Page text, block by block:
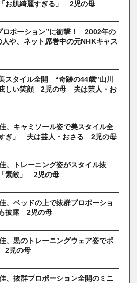
お肌綺麗すぎる」 2児の母
ロポーション”に衝撃！ 2002年の
や、ネット席巻中の元NHKキャス
スタイル全開 “奇跡の44歳”山川
しい笑顔 2児の母 夫は芸人・お
、キャミソール姿で美スタイル全
ぎ」 夫は芸人・おさる 2児の母
、トレーニング姿がスタイル抜
素敵」 2児の母
、ベッドの上で抜群プロポーショ
披露 2児の母
、黒のトレーニングウェア姿でポ
2児の母
、抜群プロポーション全開のミニ